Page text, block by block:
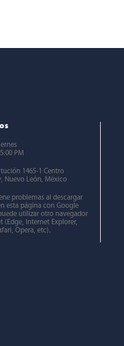
PM
1465-1 Centro
Nuevo León, México
problemas al descargar
esta página con Google
utilizar otro navegador
(Edge, Internet Explorer,
Opera, etc).